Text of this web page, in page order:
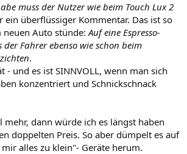
muss der Nutzer wie beim Touch Lux 2
ein überflüssiger Kommentar. Das ist so
neuen Auto stünde:Auf eine Espresso-
Fahrer ebenso wie schon beim
.
- und es ist SINNVOLL, wenn man sich
konzentriert und Schnickschnack
mehr, dann würde ich es längst haben
doppelten Preis. So aber dümpelt es auf
alles zu klein"- Geräte herum.